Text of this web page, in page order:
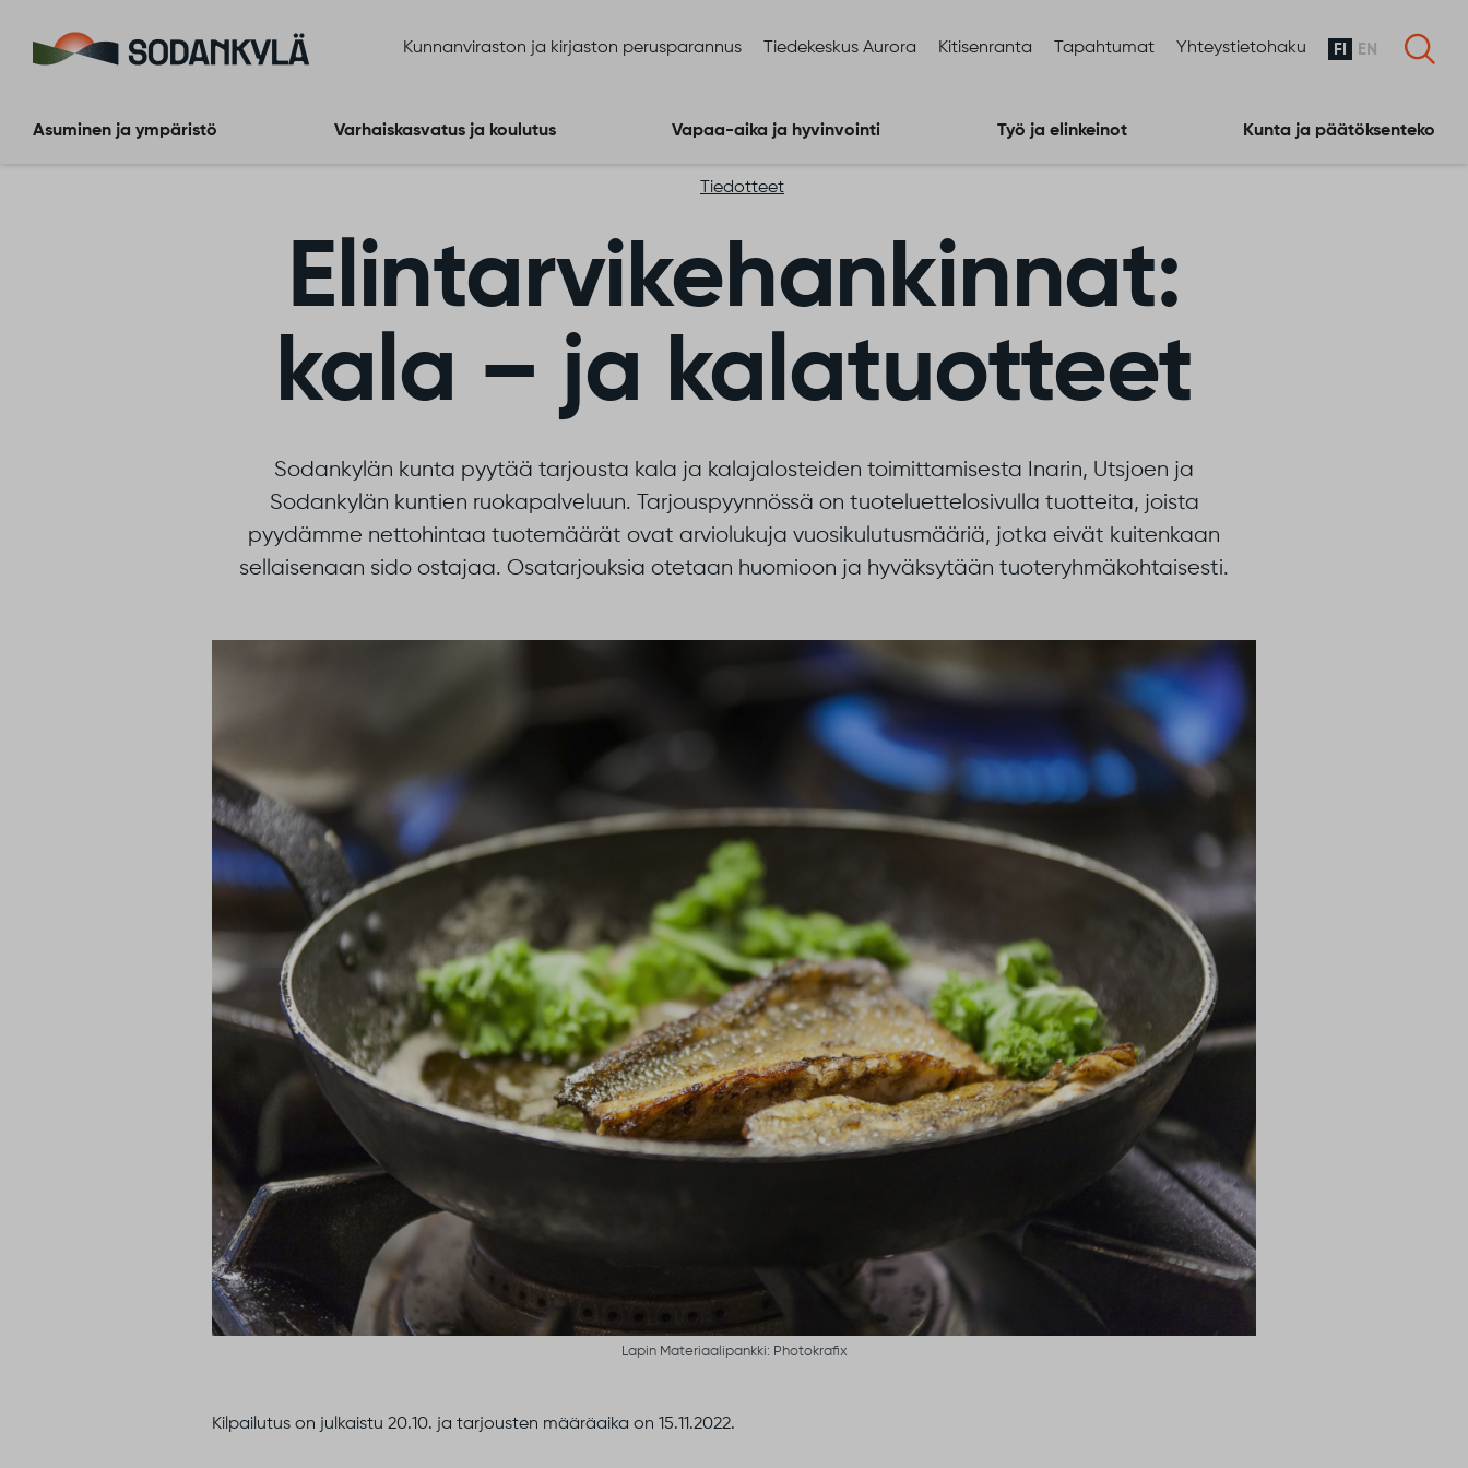
Kunnanviraston ja kirjaston perusparannus Tiedekeskus Aurora Kitisenranta Tapahtumat Yhteystietohaku FI EN
Asuminen ja ympäristö Varhaiskasvatus ja koulutus Vapaa-aika ja hyvinvointi Työ ja elinkeinot Kunta ja päätöksenteko
Tiedotteet
Elintarvikehankinnat:
kala – ja kalatuotteet
Sodankylän kunta pyytää tarjousta kala ja kalajalosteiden toimittamisesta Inarin, Utsjoen ja
Sodankylän kuntien ruokapalveluun. Tarjouspyynnössä on tuoteluettelosivulla tuotteita, joista
pyydämme nettohintaa tuotemäärät ovat arviolukuja vuosikulutusmääriä, jotka eivät kuitenkaan
sellaisenaan sido ostajaa. Osatarjouksia otetaan huomioon ja hyväksytään tuoteryhmäkohtaisesti.
Lapin Materiaalipankki: Photokrafix
Kilpailutus on julkaistu 20.10. ja tarjousten määräaika on 15.11.2022.